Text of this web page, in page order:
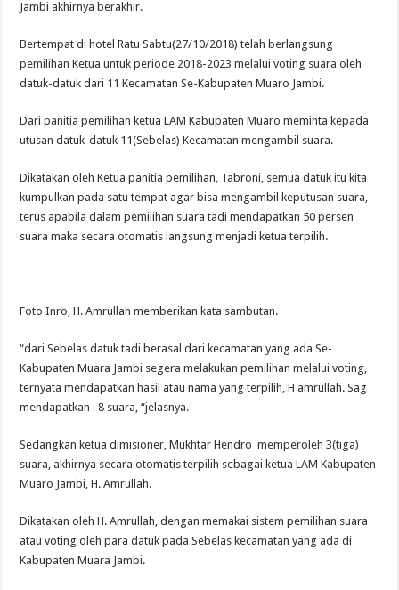
Jambi akhirnya berakhir.
Bertempat di hotel Ratu Sabtu(27/10/2018) telah berlangsung
pemilihan Ketua untuk periode 2018-2023 melalui voting suara oleh
datuk-datuk dari 11 Kecamatan Se-Kabupaten Muaro Jambi.
Dari panitia pemilihan ketua LAM Kabupaten Muaro meminta kepada
utusan datuk-datuk 11(Sebelas) Kecamatan mengambil suara.
Dikatakan oleh Ketua panitia pemilihan, Tabroni, semua datuk itu kita
kumpulkan pada satu tempat agar bisa mengambil keputusan suara,
terus apabila dalam pemilihan suara tadi mendapatkan 50 persen
suara maka secara otomatis langsung menjadi ketua terpilih.
Foto Inro, H. Amrullah memberikan kata sambutan.
“dari Sebelas datuk tadi berasal dari kecamatan yang ada Se-
Kabupaten Muara Jambi segera melakukan pemilihan melalui voting,
ternyata mendapatkan hasil atau nama yang terpilih, H amrullah. Sag
mendapatkan 8 suara, “jelasnya.
Sedangkan ketua dimisioner, Mukhtar Hendro memperoleh 3(tiga)
suara, akhirnya secara otomatis terpilih sebagai ketua LAM Kabupaten
Muaro Jambi, H. Amrullah.
Dikatakan oleh H. Amrullah, dengan memakai sistem pemilihan suara
atau voting oleh para datuk pada Sebelas kecamatan yang ada di
Kabupaten Muara Jambi.